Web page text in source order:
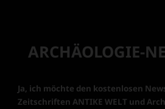
ARCHÄOLOGIE-
Ja, ich möchte den kostenlosen
Zeitschriften ANTIKE WELT und